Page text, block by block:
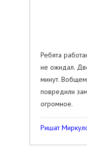
Ребята
не ожидал.
минут.
повредили
огромное.
Ришат